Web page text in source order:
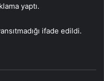
yaptı.
ifade edildi.